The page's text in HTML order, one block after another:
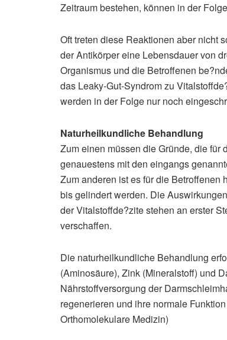
Zeitraum bestehen, können in der
Oft treten diese Reaktionen aber nicht
der Antikörper eine Lebensdauer von
Organismus und die Betroffenen
das Leaky-Gut-Syndrom zu
werden in der Folge nur noch
Naturheilkundliche Behandlung
Zum einen müssen die Gründe, die für
genauestens mit den eingangs
Zum anderen ist es für die
bis gelindert werden. Die
der Vitalstoffde?zite stehen an erster
verschaffen.
Die naturheilkundliche Behandlung
(Aminosäure), Zink (Mineralstoff) und
Nährstoffversorgung der
regenerieren und ihre normale
Orthomolekulare Medizin)